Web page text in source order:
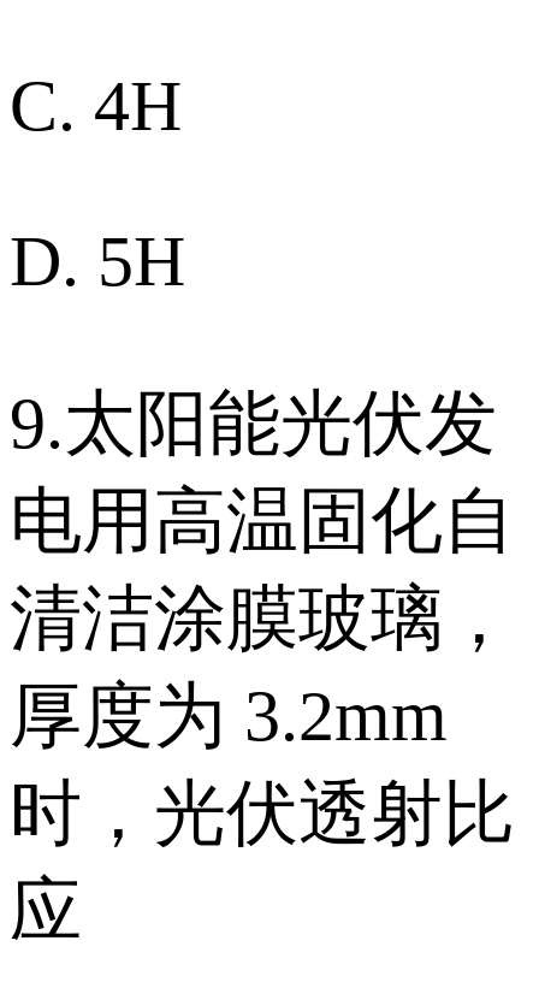
C. 4H
D. 5H
9.太阳能光伏发
电用高温固化自
清洁涂膜玻璃，
厚度为 3.2mm
时，光伏透射比
应